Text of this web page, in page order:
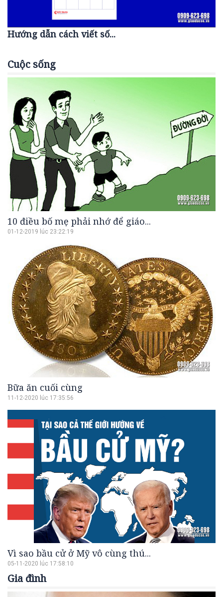
Hướng dẫn cách viết số...
Cuộc sống
10 điều bố mẹ phải nhớ để giáo...
01-12-2019 lúc 23:22:19
Bữa ăn cuối cùng
11-12-2020 lúc 17:35:56
Vì sao bầu cử ở Mỹ vô cùng thú...
05-11-2020 lúc 17:58:10
Gia đình